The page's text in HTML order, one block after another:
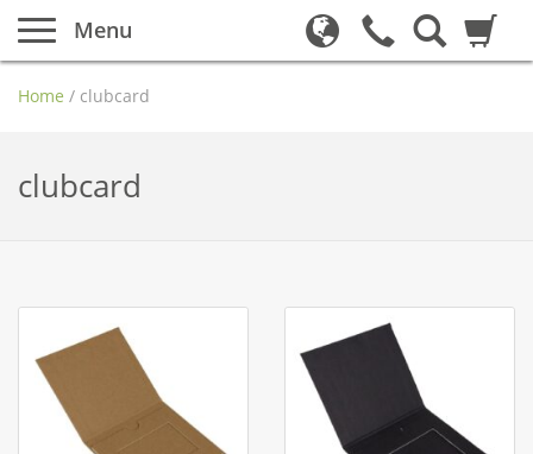
Menu
Home / clubcard
clubcard